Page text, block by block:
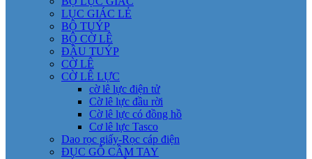
LỤC GIÁC LẺ
BỘ TUÝP
BỘ CỜ LÊ
ĐẦU TUÝP
CỜ LÊ
CỜ LÊ LỰC
cờ lê lực điện tử
Cờ lê lực đầu rời
Cờ lê lực có đồng hồ
Cơ lê lực Tasco
Dao rọc giấy-Rọc cáp điện
ĐỤC GỖ CẦM TAY